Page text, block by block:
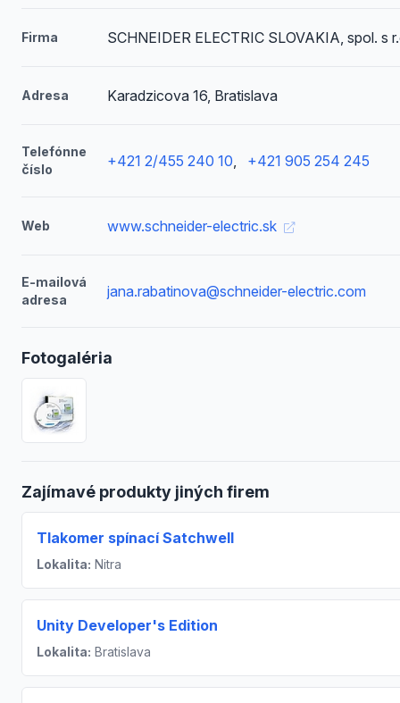
Firma SCHNEIDER ELECTRIC SLOVAKIA, spol. s
Adresa Karadzicova 16, Bratislava
Telefónne
číslo
+421 2/455 240 10, +421 905 254 245
Web www.schneider-electric.sk
E-mailová
adresa
jana.rabatinova@schneider-electric.com
Fotogaléria
Zajímavé produkty jiných firem
Tlakomer spínací Satchwell
Lokalita: Nitra
Unity Developer's Edition
Lokalita: Bratislava